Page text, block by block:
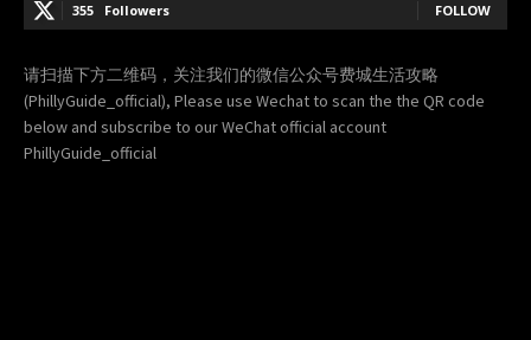
355 Followers FOLLOW
请扫描下方二维码，关注我们的微信公众号费城生活攻略
(PhillyGuide_official), Please use Wechat to scan the the QR code
below and subscribe to our WeChat official account
PhillyGuide_official